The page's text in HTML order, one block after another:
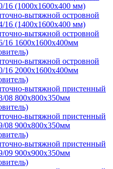
(1000х1600х400 мм)
вытяжной островной
(1400х1600х400 мм)
вытяжной островной
1600х1600х400мм
вытяжной островной
2000х1600х400мм
вытяжной пристенный
800х800х350мм
вытяжной пристенный
900х800х350мм
вытяжной пристенный
900х900х350мм